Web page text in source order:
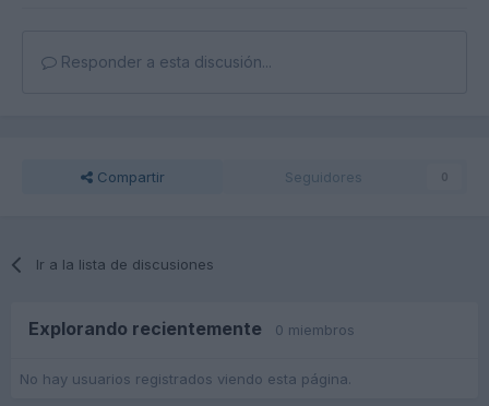
Responder a esta discusión...
Compartir Seguidores 0
Ir a la lista de discusiones
Explorando recientemente 0 miembros
No hay usuarios registrados viendo esta página.